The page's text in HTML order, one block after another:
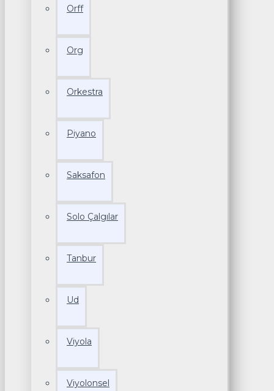
Orff
Org
Orkestra
Piyano
Saksafon
Solo Çalgılar
Tanbur
Ud
Viyola
Viyolonsel